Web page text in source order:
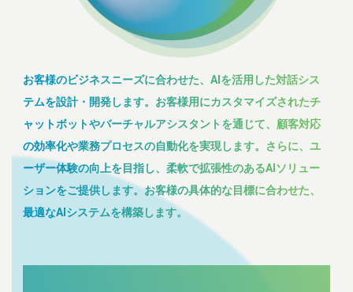
お客様のビジネスニーズに合わせた、AIを活用した対話シス
テムを設計・開発します。お客様用にカスタマイズされたチ
ャットボットやバーチャルアシスタントを通じて、顧客対応
の効率化や業務プロセスの自動化を実現します。さらに、ユ
ーザー体験の向上を目指し、柔軟で拡張性のあるAIソリュー
ションをご提供します。お客様の具体的な目標に合わせた、
最適なAIシステムを構築します。